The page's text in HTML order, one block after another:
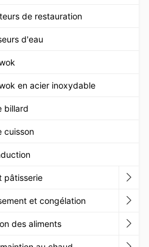
de restauration
d'eau
en acier inoxydable
billard
cuisson
pâtisserie
et congélation
des aliments